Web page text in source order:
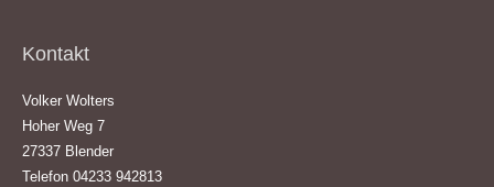
Kontakt
Volker Wolters
Hoher Weg 7
27337 Blender
Telefon 04233 942813